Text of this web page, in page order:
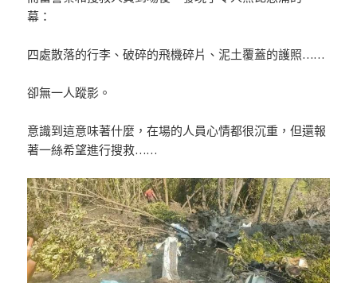
幕：
四處散落的行李、破碎的飛機碎片、泥土覆蓋的護照……
卻無一人蹤影。
意識到這意味著什麼，在場的人員心情都很沉重，但還報
著一絲希望進行搜救……